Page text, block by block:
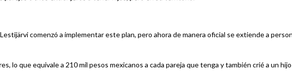
comenzó a implementar este plan, pero ahora de manera oficial se extiende a
lo que equivale a 210 mil pesos mexicanos a cada pareja que tenga y también crié a un hijo